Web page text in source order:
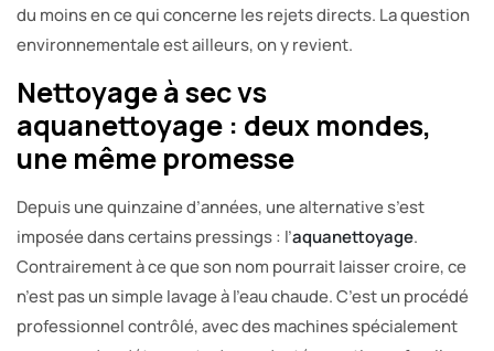
du moins en ce qui concerne les rejets directs. La question
environnementale est ailleurs, on y revient.
Nettoyage à sec vs
aquanettoyage : deux mondes,
une même promesse
Depuis une quinzaine d’années, une alternative s’est
imposée dans certains pressings : l’aquanettoyage.
Contrairement à ce que son nom pourrait laisser croire, ce
n’est pas un simple lavage à l’eau chaude. C’est un procédé
professionnel contrôlé, avec des machines spécialement